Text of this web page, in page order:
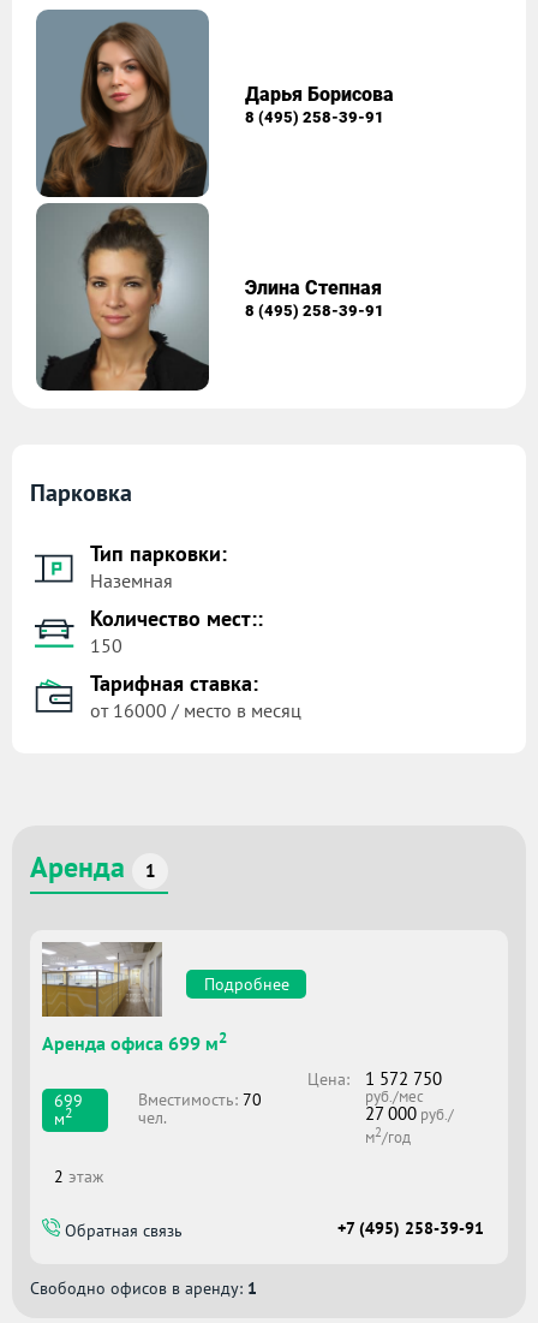
Дарья Борисова
8 (495) 258-39-91
Элина Степная
8 (495) 258-39-91
Парковка
Тип парковки:
Наземная
Количество мест::
150
Тарифная ставка:
от 16000 / место в месяц
Аренда 1
Подробнее
Аренда офиса 699 м2
699
м2
Вместимоcть:70
чел.
Цена: 1 572 750
руб./мес
27 000руб./
м2/год
2 этаж
Обратная связь +7 (495) 258-39-91
Свободно офисов в аренду: 1